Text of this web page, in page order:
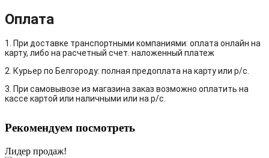
Оплата
1. При доставке транспортными компаниями: оплата онлайн на
карту, либо на расчетный счет. наложенный платеж
2. Курьер по Белгороду: полная предоплата на карту или р/с.
3. При самовывозе из магазина заказ возможно оплатить на
кассе картой или наличными или на р/с.
Рекомендуем посмотреть
Лидер продаж!